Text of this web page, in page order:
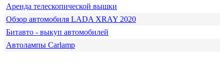
Аренда телескопической вышки
Обзор автомобиля LADA XRAY 2020
Битавто - выкуп автомобилей
Автолампы Carlamp